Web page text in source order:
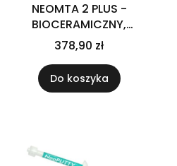
NEOMTA 2 PLUS -
BIOCERAMICZNY,
BIOAKTYWNY
USZCZELNIACZ NA BAZIE
MTA 1.0g
378,90 zł
Do koszyka